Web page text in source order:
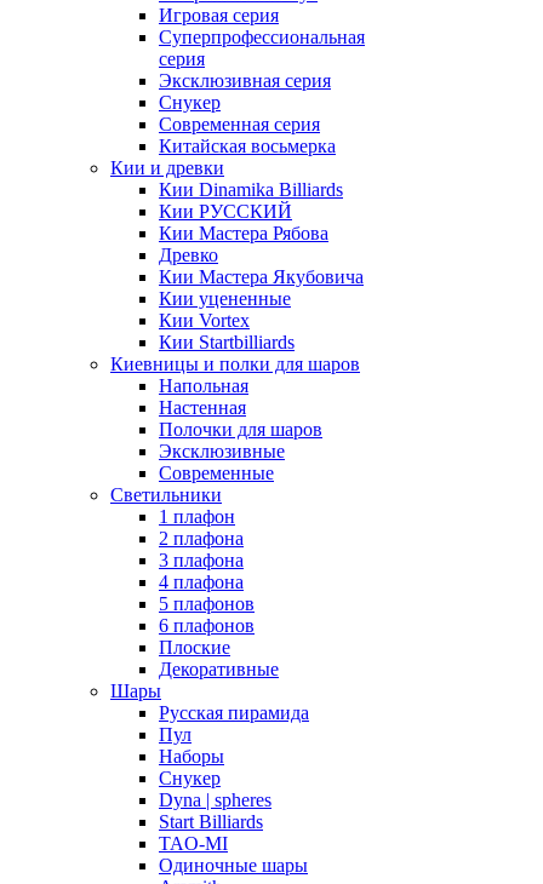
Игровая серия
Суперпрофессиональная
серия
Эксклюзивная серия
Снукер
Современная серия
Китайская восьмерка
Кии и древки
Кии Dinamika Billiards
Кии РУССКИЙ
Кии Мастера Рябова
Древко
Кии Мастера Якубовича
Кии уцененные
Кии Vortex
Кии Startbilliards
Киевницы и полки для шаров
Напольная
Настенная
Полочки для шаров
Эксклюзивные
Современные
Светильники
1 плафон
2 плафона
3 плафона
4 плафона
5 плафонов
6 плафонов
Плоские
Декоративные
Шары
Русская пирамида
Пул
Наборы
Снукер
Dyna | spheres
Start Billiards
TAO-MI
Одиночные шары